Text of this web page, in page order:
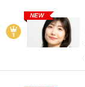
NEW